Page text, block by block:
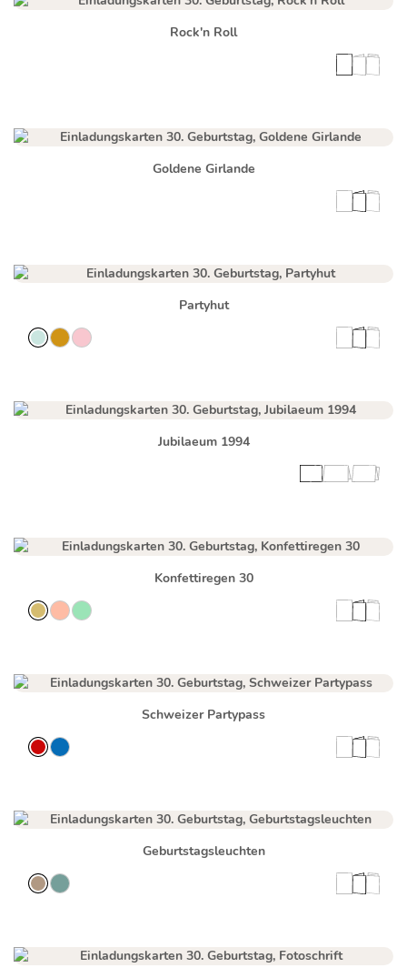
Rock'n Roll
Goldene Girlande
Partyhut
Jubilaeum 1994
Konfettiregen 30
Schweizer Partypass
Geburtstagsleuchten